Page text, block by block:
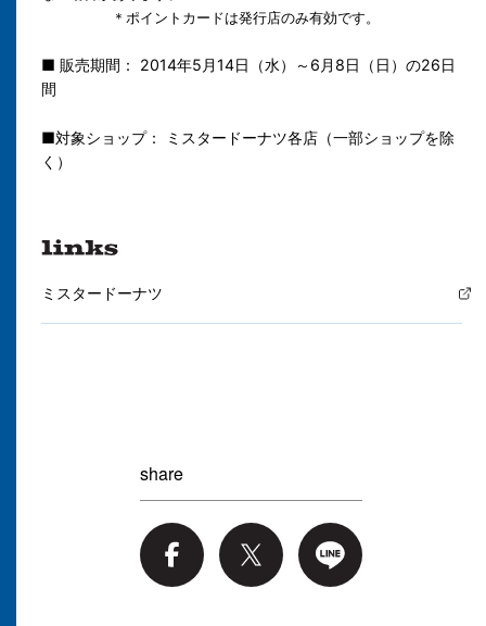
＊ポイントカードは発行店のみ有効です。
■ 販売期間： 2014年5月14日（水）～6月8日（日）の26日
間
■対象ショップ： ミスタードーナツ各店（一部ショップを除
く）
ミスタードーナツ
share